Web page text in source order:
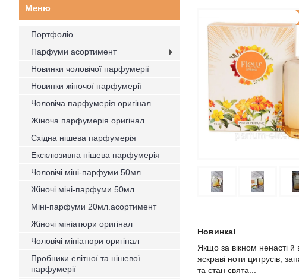
Новинка!
Якщо за вікном ненасті
яскраві ноти цитрусів,
та стан свята...
Портфоліо
Парфуми асортимент
Новинки чоловічої парфумерії
Новинки жіночої парфумерії
Чоловіча парфумерія оригінал
Жіноча парфумерія оригінал
Східна нішева парфумерія
Ексклюзивна нішева парфумерія
Чоловічі міні-парфуми 50мл.
Жіночі міні-парфуми 50мл.
Міні-парфуми 20мл.асортимент
Жіночі мініатюри оригінал
Чоловічі мініатюри оригінал
Пробники елітної та нішевої
парфумерії